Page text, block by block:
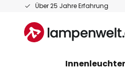
Über 25 Jahre Erfahrung
Zum
springen